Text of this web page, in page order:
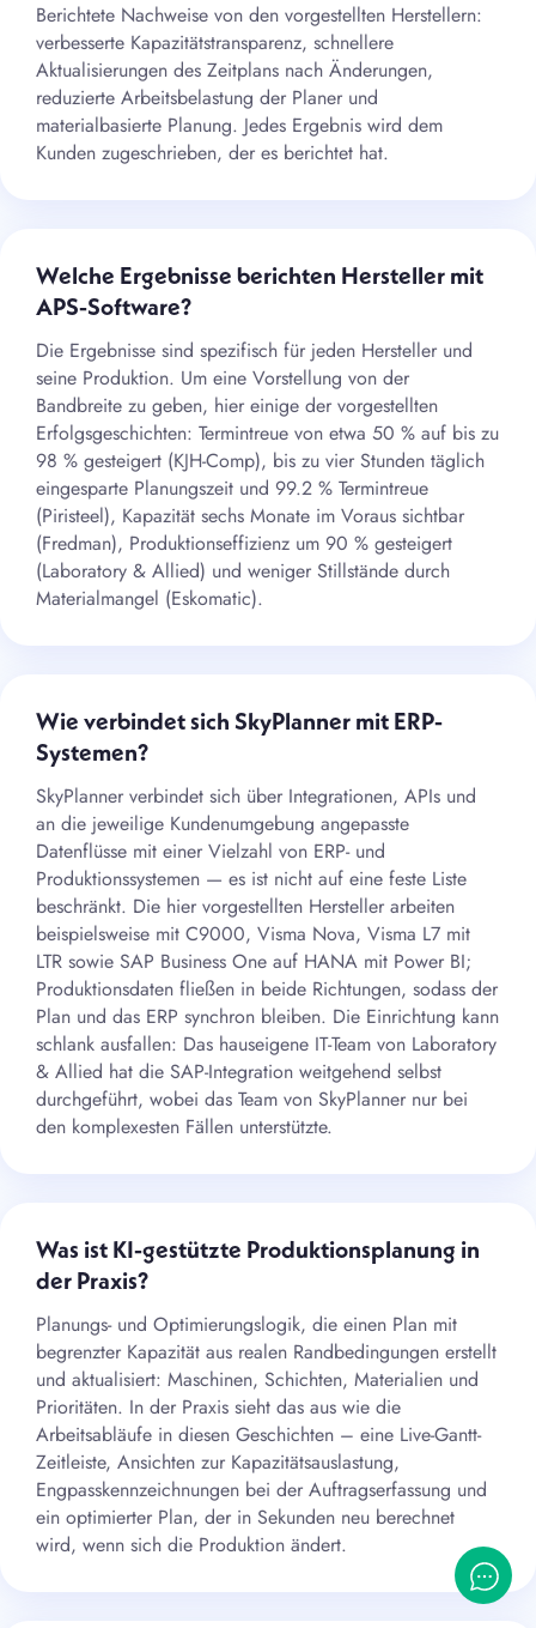
Berichtete Nachweise von den vorgestellten Herstellern:
verbesserte Kapazitätstransparenz, schnellere
Aktualisierungen des Zeitplans nach Änderungen,
reduzierte Arbeitsbelastung der Planer und
materialbasierte Planung. Jedes Ergebnis wird dem
Kunden zugeschrieben, der es berichtet hat.
Welche Ergebnisse berichten Hersteller mit
APS-Software?
Die Ergebnisse sind spezifisch für jeden Hersteller und
seine Produktion. Um eine Vorstellung von der
Bandbreite zu geben, hier einige der vorgestellten
Erfolgsgeschichten: Termintreue von etwa 50 % auf bis zu
98 % gesteigert (KJH-Comp), bis zu vier Stunden täglich
eingesparte Planungszeit und 99.2 % Termintreue
(Piristeel), Kapazität sechs Monate im Voraus sichtbar
(Fredman), Produktionseffizienz um 90 % gesteigert
(Laboratory & Allied) und weniger Stillstände durch
Materialmangel (Eskomatic).
Wie verbindet sich SkyPlanner mit ERP-
Systemen?
SkyPlanner verbindet sich über Integrationen, APIs und
an die jeweilige Kundenumgebung angepasste
Datenflüsse mit einer Vielzahl von ERP- und
Produktionssystemen — es ist nicht auf eine feste Liste
beschränkt. Die hier vorgestellten Hersteller arbeiten
beispielsweise mit C9000, Visma Nova, Visma L7 mit
LTR sowie SAP Business One auf HANA mit Power BI;
Produktionsdaten fließen in beide Richtungen, sodass der
Plan und das ERP synchron bleiben. Die Einrichtung kann
schlank ausfallen: Das hauseigene IT-Team von Laboratory
& Allied hat die SAP-Integration weitgehend selbst
durchgeführt, wobei das Team von SkyPlanner nur bei
den komplexesten Fällen unterstützte.
Was ist KI-gestützte Produktionsplanung in
der Praxis?
Planungs- und Optimierungslogik, die einen Plan mit
begrenzter Kapazität aus realen Randbedingungen erstellt
und aktualisiert: Maschinen, Schichten, Materialien und
Prioritäten. In der Praxis sieht das aus wie die
Arbeitsabläufe in diesen Geschichten – eine Live-Gantt-
Zeitleiste, Ansichten zur Kapazitätsauslastung,
Engpasskennzeichnungen bei der Auftragserfassung und
ein optimierter Plan, der in Sekunden neu berechnet
wird, wenn sich die Produktion ändert.